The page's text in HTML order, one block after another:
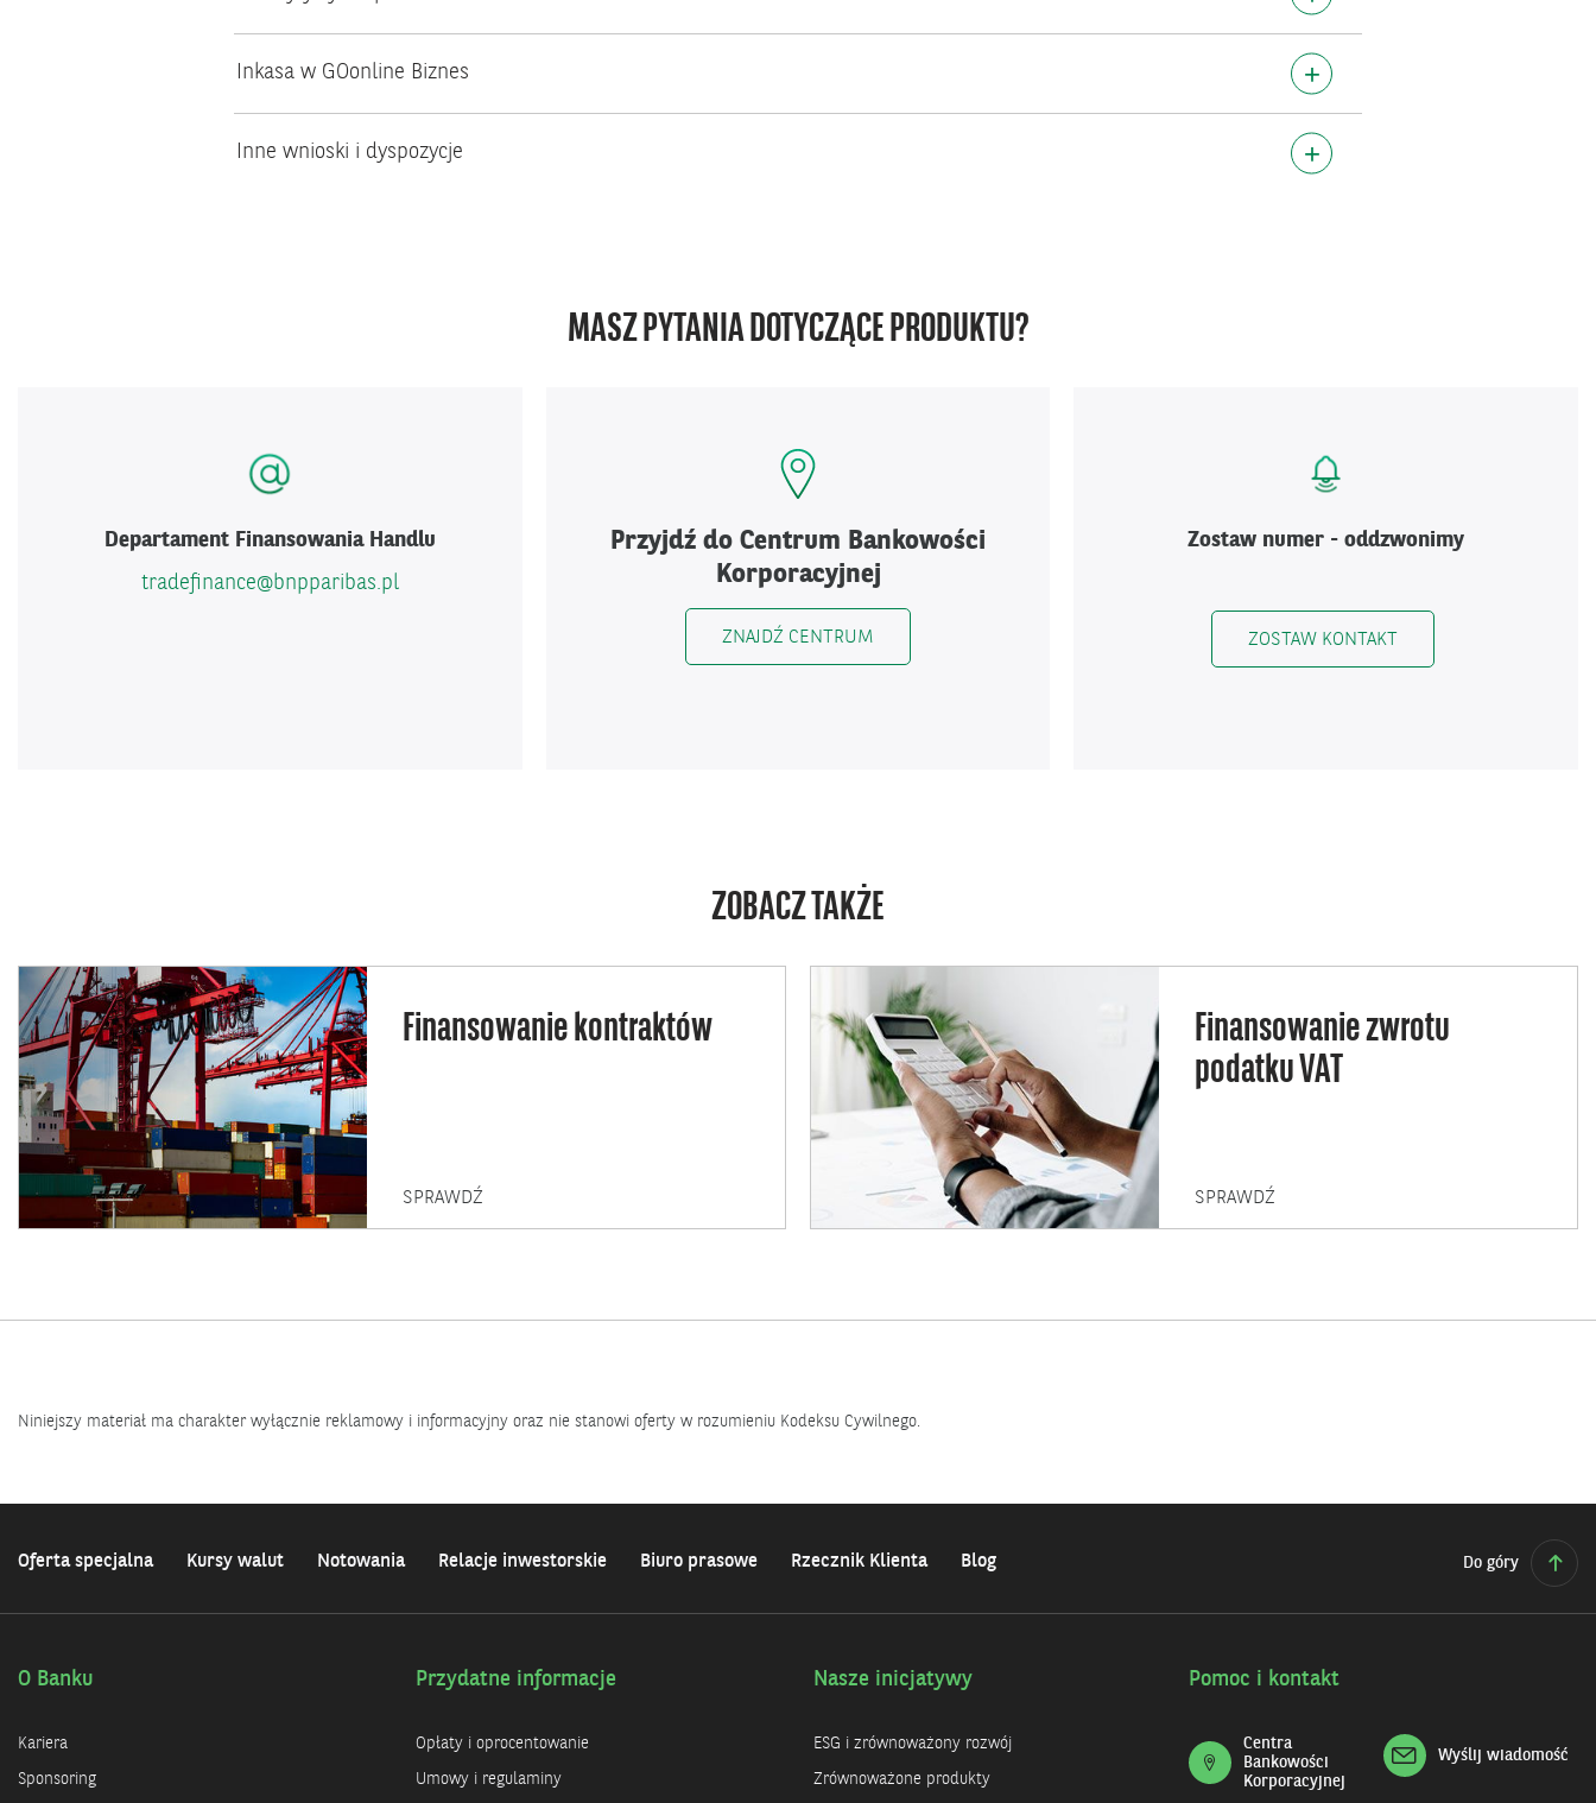
Inkasa w GOonline Biznes +
Inne wnioski i dyspozycje +
MASZ PYTANIA DOTYCZĄCE PRODUKTU?
Departament Finansowania Handlu
tradefinance@bnpparibas.pl
Przyjdź do Centrum Bankowości
Korporacyjnej
ZNAJDŹ CENTRUM
Zostaw numer - oddzwonimy
ZOSTAW KONTAKT
ZOBACZ TAKŻE
Finansowanie kontraktów
SPRAWDŹFINANSOWANIE
Finansowanie zwrotu
podatku VAT
SPRAWDŹFINANSOWANIE
Niniejszy materiał ma charakter wyłącznie reklamowy i informacyjny oraz nie stanowi oferty w rozumieniu Kodeksu Cywilnego.
Oferta specjalna Kursy walut Notowania Relacje inwestorskie Biuro prasowe Rzecznik Klienta Blog Do góry
O Banku
Kariera
Sponsoring
Przydatne informacje
Opłaty i oprocentowanie
Umowy i regulaminy
Nasze inicjatywy
ESG i zrównoważony rozwój
Zrównoważone produkty
Pomoc i kontakt
Centra
Bankowości
Korporacyjnej
Wyślij wiadomość